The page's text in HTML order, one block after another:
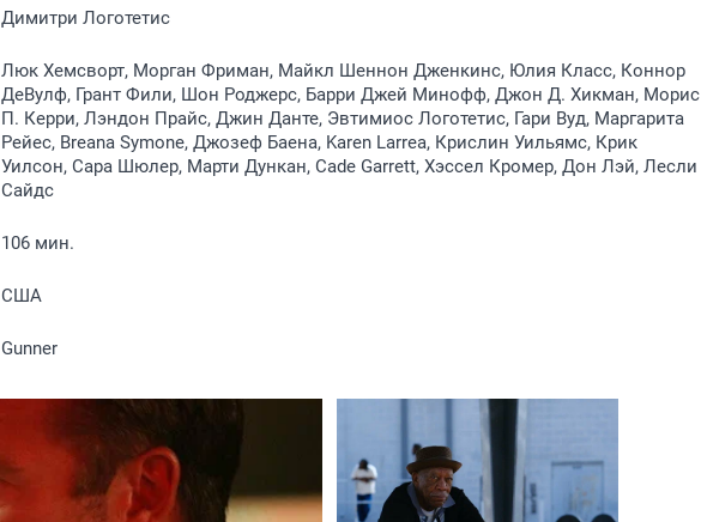
Димитри Логотетис
Люк Хемсворт, Морган Фриман, Майкл Шеннон Дженкинс, Юлия Класс, Коннор
ДеВулф, Грант Фили, Шон Роджерс, Барри Джей Минофф, Джон Д. Хикман, Морис
П. Керри, Лэндон Прайс, Джин Данте, Эвтимиос Логотетис, Гари Вуд, Маргарита
Рейес, Breana Symone, Джозеф Баена, Karen Larrea, Крислин Уильямс, Крик
Уилсон, Сара Шюлер, Марти Дункан, Cade Garrett, Хэссел Кромер, Дон Лэй, Лесли
Сайдс
106 мин.
США
Gunner